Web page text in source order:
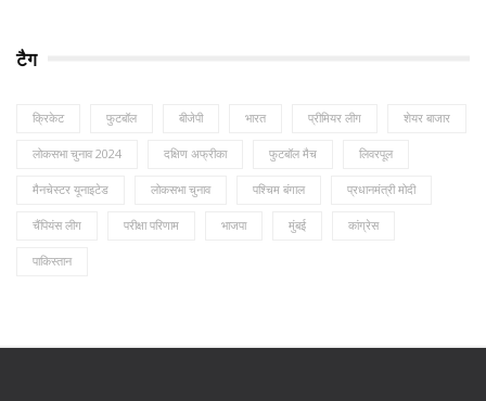
टैग
क्रिकेट फुटबॉल बीजेपी भारत प्रीमियर लीग शेयर बाजार
लोकसभा चुनाव 2024 दक्षिण अफ्रीका फुटबॉल मैच लिवरपूल
मैनचेस्टर यूनाइटेड लोकसभा चुनाव पश्चिम बंगाल प्रधानमंत्री मोदी
चैंपियंस लीग परीक्षा परिणाम भाजपा मुंबई कांग्रेस
पाकिस्तान